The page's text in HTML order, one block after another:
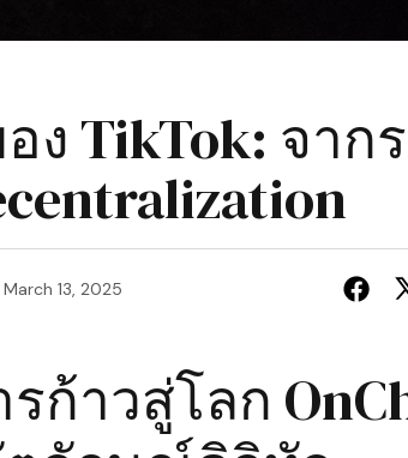
ง TikTok: จาก
March 13, 2025
ก้าวสู่โลก